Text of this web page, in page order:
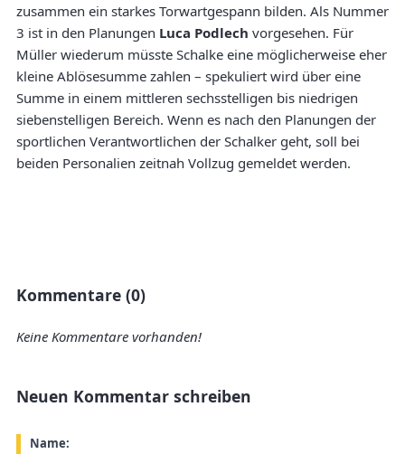
zusammen ein starkes Torwartgespann bilden. Als Nummer
3 ist in den Planungen Luca Podlech vorgesehen. Für
Müller wiederum müsste Schalke eine möglicherweise eher
kleine Ablösesumme zahlen – spekuliert wird über eine
Summe in einem mittleren sechsstelligen bis niedrigen
siebenstelligen Bereich. Wenn es nach den Planungen der
sportlichen Verantwortlichen der Schalker geht, soll bei
beiden Personalien zeitnah Vollzug gemeldet werden.
Kommentare (0)
Keine Kommentare vorhanden!
Neuen Kommentar schreiben
Name: